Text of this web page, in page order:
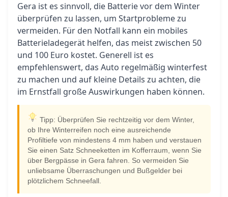
Gera ist es sinnvoll, die Batterie vor dem Winter
überprüfen zu lassen, um Startprobleme zu
vermeiden. Für den Notfall kann ein mobiles
Batterieladegerät helfen, das meist zwischen 50
und 100 Euro kostet. Generell ist es
empfehlenswert, das Auto regelmäßig winterfest
zu machen und auf kleine Details zu achten, die
im Ernstfall große Auswirkungen haben können.
Tipp: Überprüfen Sie rechtzeitig vor dem Winter,
ob Ihre Winterreifen noch eine ausreichende
Profiltiefe von mindestens 4 mm haben und verstauen
Sie einen Satz Schneeketten im Kofferraum, wenn Sie
über Bergpässe in Gera fahren. So vermeiden Sie
unliebsame Überraschungen und Bußgelder bei
plötzlichem Schneefall.